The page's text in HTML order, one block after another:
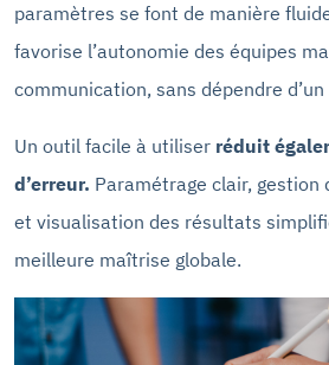
paramètres se font de manière
favorise l’autonomie des équipes
communication, sans dépendre
Un outil facile à utiliser réduit
d’erreur. Paramétrage clair,
et visualisation des résultats
meilleure maîtrise globale.